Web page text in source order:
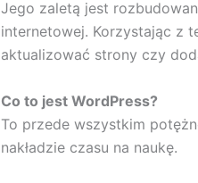
Jego zaletą jest
internetowej. Korzystając z
aktualizować strony czy
Co to jest WordPress?
To przede wszystkim
nakładzie czasu na naukę.